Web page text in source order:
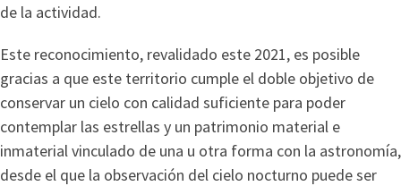
de la actividad.
Este reconocimiento, revalidado este 2021, es posible
gracias a que este territorio cumple el doble objetivo de
conservar un cielo con calidad suficiente para poder
contemplar las estrellas y un patrimonio material e
inmaterial vinculado de una u otra forma con la astronomía,
desde el que la observación del cielo nocturno puede ser